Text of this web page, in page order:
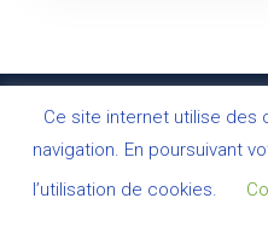
Stand On Line -
Education
Ce site internet utilise des
navigation. En poursuivant
l’utilisation de cookies.